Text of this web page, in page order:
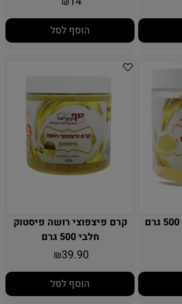
הוסף לסל
קרם פיצפוצי רושה פיסטוק
חלבי 500 גרם
₪39.90
הוסף לסל